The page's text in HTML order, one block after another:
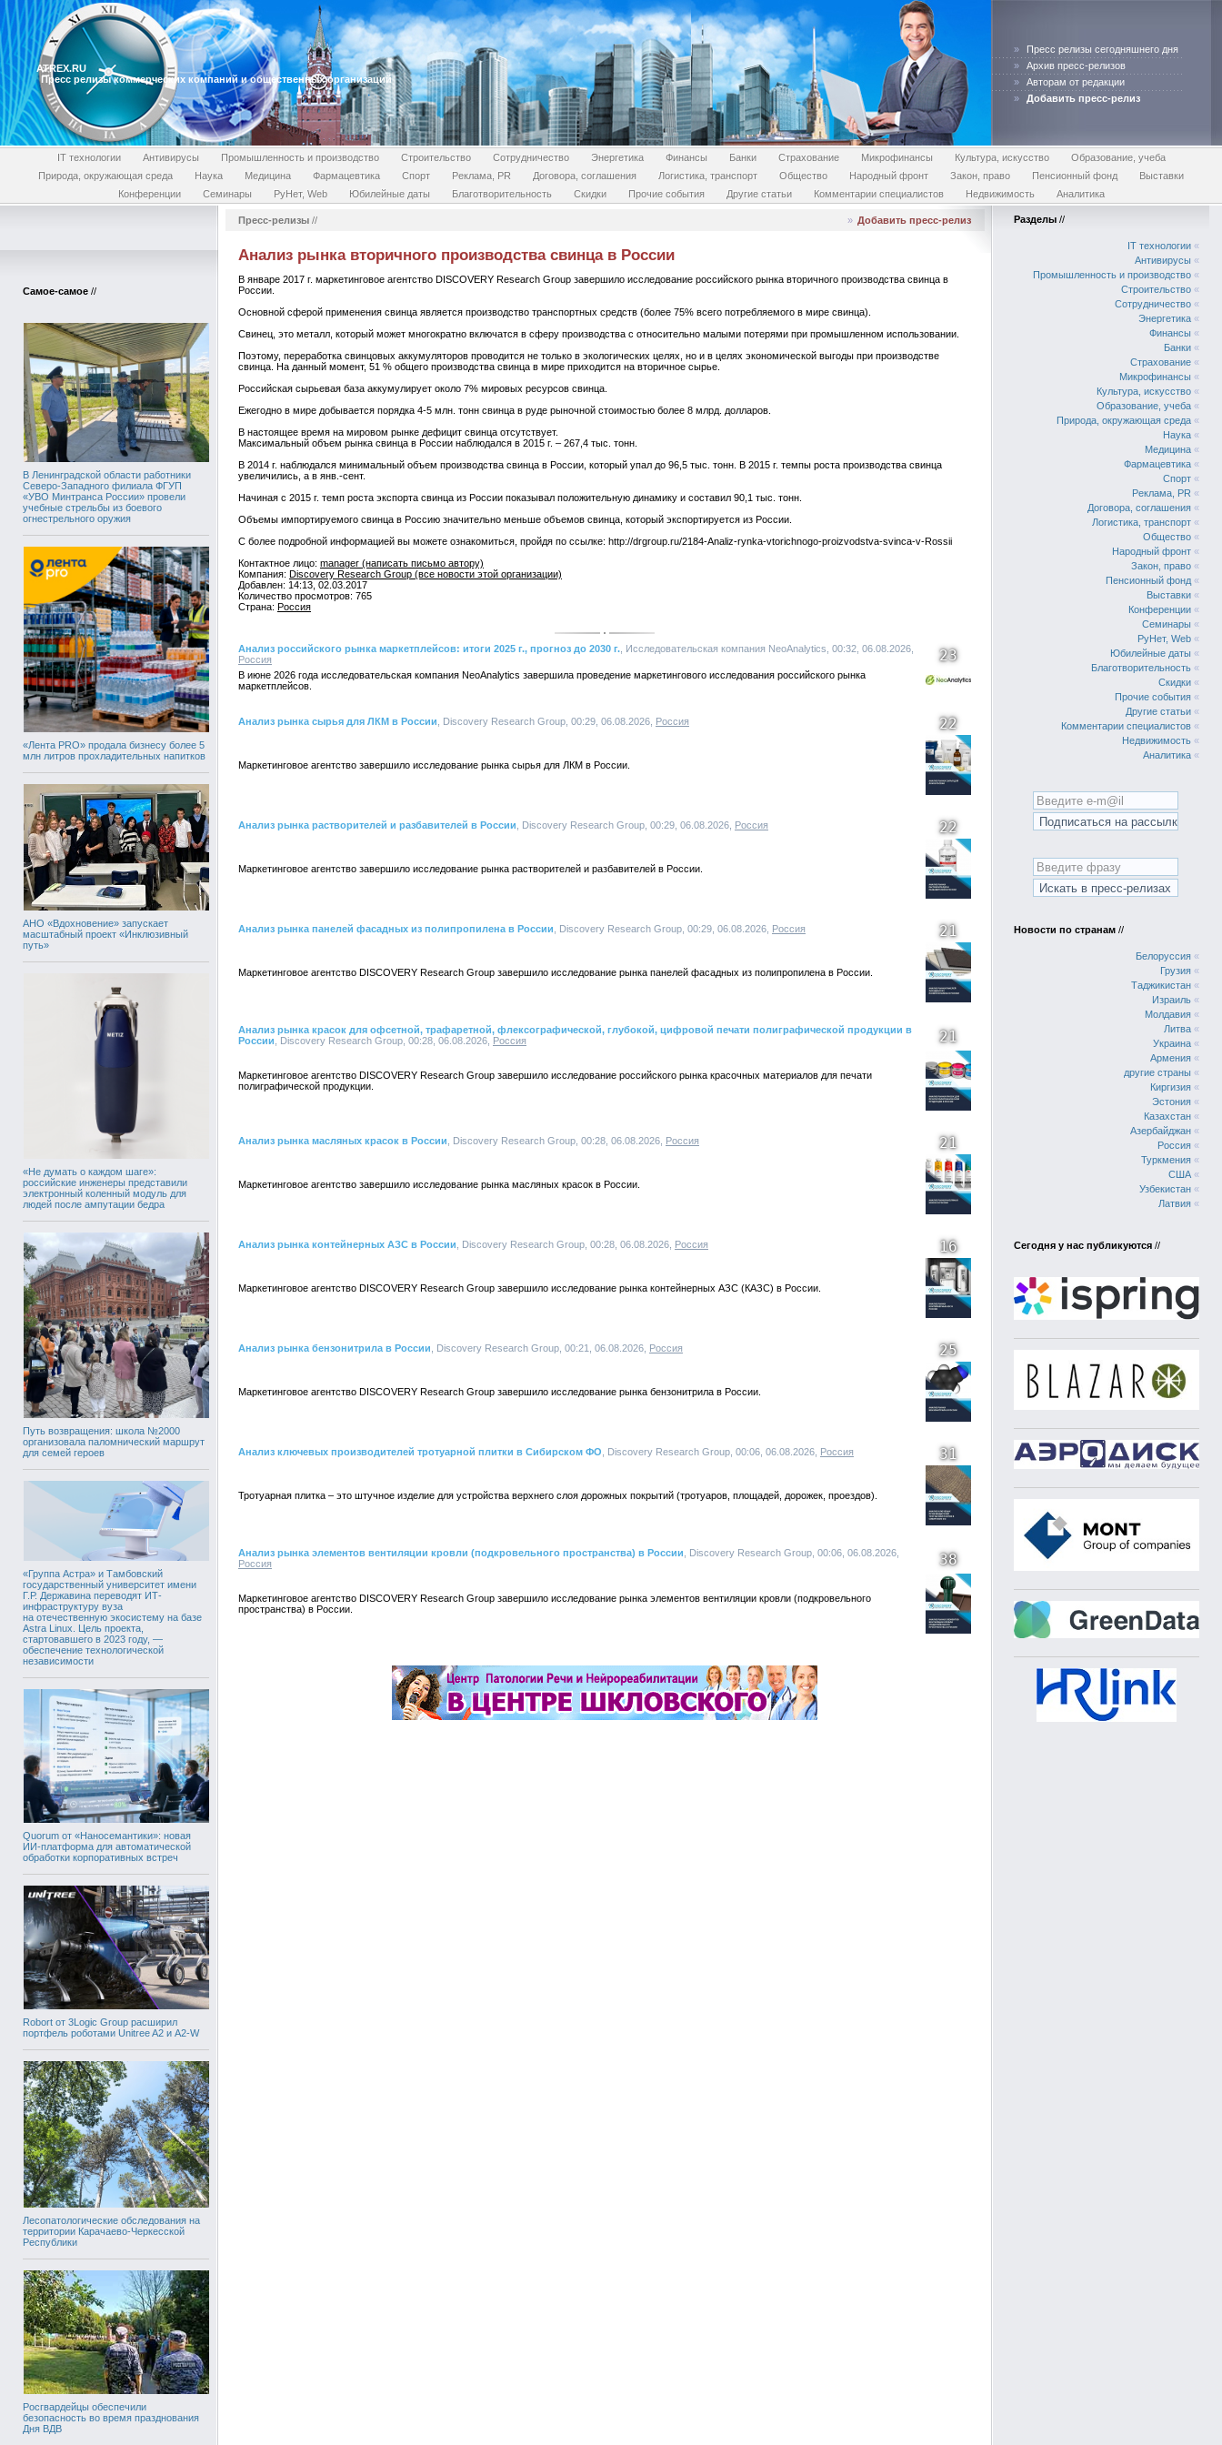
ATREX.RU
Пресс релизы коммерческих компаний и общественных организаций
»
Пресс релизы сегодняшнего дня
»
Архив пресс-релизов
»
Авторам от редакции
»
Добавить пресс-релиз
IT технологии Антивирусы Промышленность и производство Строительство Сотрудничество Энергетика Финансы Банки Страхование Микрофинансы Культура, искусство
Образование, учеба
Природа, окружающая среда
Наука Медицина Фармацевтика Спорт Реклама, PR Договора, соглашения Логистика, транспорт Общество Народный фронт Закон, право Пенсионный фонд
Выставки
Конференции
Семинары РуНет, Web Юбилейные даты Благотворительность Скидки Прочие события Другие статьи Комментарии специалистов Недвижимость Аналитика
Самое-самое //
В Ленинградской области работники
Северо-Западного филиала ФГУП
«УВО Минтранса России» провели
учебные стрельбы из боевого
огнестрельного оружия
«Лента PRO» продала бизнесу более 5
млн литров прохладительных напитков
АНО «Вдохновение» запускает
масштабный проект «Инклюзивный
путь»
«Не думать о каждом шаге»:
российские инженеры представили
электронный коленный модуль для
людей после ампутации бедра
Путь возвращения: школа №2000
организовала паломнический маршрут
для семей героев
«Группа Астра» и Тамбовский
государственный университет имени
Г.Р. Державина переводят ИТ-
инфраструктуру вуза
на отечественную экосистему на базе
Astra Linux. Цель проекта,
стартовавшего в 2023 году, —
обеспечение технологической
независимости
Quorum от «Наносемантики»: новая
ИИ-платформа для автоматической
обработки корпоративных встреч
Robort от 3Logic Group расширил
портфель роботами Unitree A2 и A2-W
Лесопатологические обследования на
территории Карачаево-Черкесской
Республики
Росгвардейцы обеспечили
безопасность во время празднования
Дня ВДВ
Пресс-релизы // » Добавить пресс-релиз
Анализ рынка вторичного производства свинца в России
В январе 2017 г. маркетинговое агентство DISCOVERY Research Group завершило исследование российского рынка вторичного производства свинца в
России.
Основной сферой применения свинца является производство транспортных средств (более 75% всего потребляемого в мире свинца).
Свинец, это металл, который может многократно включатся в сферу производства с относительно малыми потерями при промышленном использовании.
Поэтому, переработка свинцовых аккумуляторов проводится не только в экологических целях, но и в целях экономической выгоды при производстве
свинца. На данный момент, 51 % общего производства свинца в мире приходится на вторичное сырье.
Российская сырьевая база аккумулирует около 7% мировых ресурсов свинца.
Ежегодно в мире добывается порядка 4-5 млн. тонн свинца в руде рыночной стоимостью более 8 млрд. долларов.
В настоящее время на мировом рынке дефицит свинца отсутствует.
Максимальный объем рынка свинца в России наблюдался в 2015 г. – 267,4 тыс. тонн.
В 2014 г. наблюдался минимальный объем производства свинца в России, который упал до 96,5 тыс. тонн. В 2015 г. темпы роста производства свинца
увеличились, а в янв.-сент.
Начиная с 2015 г. темп роста экспорта свинца из России показывал положительную динамику и составил 90,1 тыс. тонн.
Объемы импортируемого свинца в Россию значительно меньше объемов свинца, который экспортируется из России.
С более подробной информацией вы можете ознакомиться, пройдя по ссылке: http://drgroup.ru/2184-Analiz-rynka-vtorichnogo-proizvodstva-svinca-v-Rossii
Контактное лицо: manager (написать письмо автору)
Компания: Discovery Research Group (все новости этой организации)
Добавлен: 14:13, 02.03.2017
Количество просмотров: 765
Страна: Россия
Анализ российского рынка маркетплейсов: итоги 2025 г., прогноз до 2030 г. , Исследовательская компания NeoAnalytics, 00:32, 06.08.2026,
Россия
23
В июне 2026 года исследовательская компания NeoAnalytics завершила проведение маркетингового исследования российского рынка
маркетплейсов.
Анализ рынка сырья для ЛКМ в России , Discovery Research Group, 00:29, 06.08.2026, Россия 22
Маркетинговое агентство завершило исследование рынка сырья для ЛКМ в России.
Анализ рынка растворителей и разбавителей в России , Discovery Research Group, 00:29, 06.08.2026, Россия 22
Маркетинговое агентство завершило исследование рынка растворителей и разбавителей в России.
Анализ рынка панелей фасадных из полипропилена в России , Discovery Research Group, 00:29, 06.08.2026, Россия 21
Маркетинговое агентство DISCOVERY Research Group завершило исследование рынка панелей фасадных из полипропилена в России.
Анализ рынка красок для офсетной, трафаретной, флексографической, глубокой, цифровой печати полиграфической продукции в
России , Discovery Research Group, 00:28, 06.08.2026, Россия 21
Маркетинговое агентство DISCOVERY Research Group завершило исследование российского рынка красочных материалов для печати
полиграфической продукции.
Анализ рынка масляных красок в России , Discovery Research Group, 00:28, 06.08.2026, Россия 21
Маркетинговое агентство завершило исследование рынка масляных красок в России.
Анализ рынка контейнерных АЗС в России , Discovery Research Group, 00:28, 06.08.2026, Россия 16
Маркетинговое агентство DISCOVERY Research Group завершило исследование рынка контейнерных АЗС (КАЗС) в России.
Анализ рынка бензонитрила в России , Discovery Research Group, 00:21, 06.08.2026, Россия 25
Маркетинговое агентство DISCOVERY Research Group завершило исследование рынка бензонитрила в России.
Анализ ключевых производителей тротуарной плитки в Сибирском ФО , Discovery Research Group, 00:06, 06.08.2026, Россия 31
Тротуарная плитка – это штучное изделие для устройства верхнего слоя дорожных покрытий (тротуаров, площадей, дорожек, проездов).
Анализ рынка элементов вентиляции кровли (подкровельного пространства) в России , Discovery Research Group, 00:06, 06.08.2026,
Россия
38
Маркетинговое агентство DISCOVERY Research Group завершило исследование рынка элементов вентиляции кровли (подкровельного
пространства) в России.
Разделы //
IT технологии «
Антивирусы «
Промышленность и производство «
Строительство «
Сотрудничество «
Энергетика «
Финансы «
Банки «
Страхование «
Микрофинансы «
Культура, искусство «
Образование, учеба «
Природа, окружающая среда «
Наука «
Медицина «
Фармацевтика «
Спорт «
Реклама, PR «
Договора, соглашения «
Логистика, транспорт «
Общество «
Народный фронт «
Закон, право «
Пенсионный фонд «
Выставки «
Конференции «
Семинары «
РуНет, Web «
Юбилейные даты «
Благотворительность «
Скидки «
Прочие события «
Другие статьи «
Комментарии специалистов «
Недвижимость «
Аналитика «
Новости по странам //
Белоруссия «
Грузия «
Таджикистан «
Израиль «
Молдавия «
Литва «
Украина «
Армения «
другие страны «
Киргизия «
Эстония «
Казахстан «
Азербайджан «
Россия «
Туркмения «
США «
Узбекистан «
Латвия «
Сегодня у нас публикуются //